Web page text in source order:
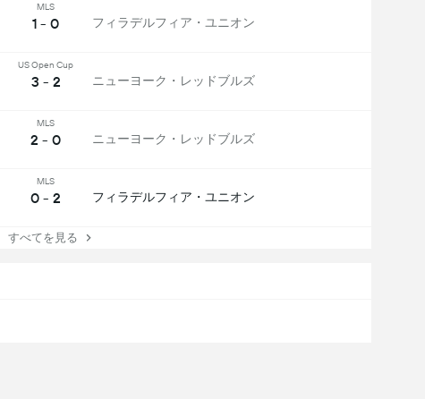
MLS
1 - 0 フィラデルフィア・ユニオン
US Open Cup
3 - 2 ニューヨーク・レッドブルズ
MLS
2 - 0 ニューヨーク・レッドブルズ
MLS
0 - 2 フィラデルフィア・ユニオン
すべてを見る